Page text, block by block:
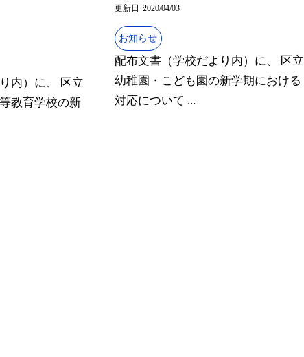
内）に、 区立
教育学校の新
更新日
2020/04/03
お知らせ
配布文書（学校だより内）に、 区立
幼稚園・こども園の新学期における
対応について ...